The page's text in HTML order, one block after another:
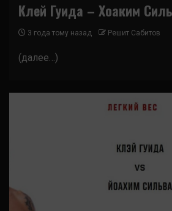
Клей Гуида – Хоаким
3 года тому назад Решит Сабитов
(далее…)